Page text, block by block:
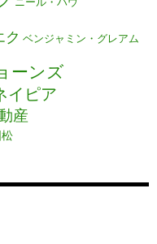
ク ベンジャミン・グレアム
ーンズ
イピア
産